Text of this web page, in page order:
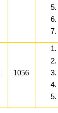
1056